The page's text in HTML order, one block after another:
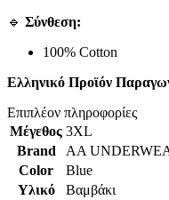
🔹 Σύνθεση:
100% Cotton
Ελληνικό Προϊόν
Επιπλέον πληροφορίες
Μέγεθος 3XL
Brand
AA
Color
Blue
Υλικό
Βαμβάκι